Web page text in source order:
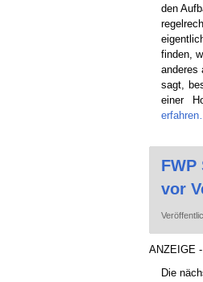
den
finden,
anderes
sagt,
einer
erfahren…
vor
ANZEIGE -
Die